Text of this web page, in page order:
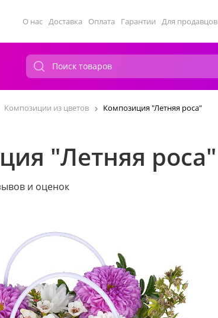
О нас Доставка Оплата Гарантии Для продавцов
Композиции из цветов Композиция "Летняя роса"
"Летняя роса"
и оценок